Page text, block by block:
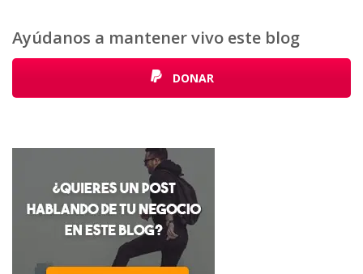
Ayúdanos a mantener vivo este blog
DONAR